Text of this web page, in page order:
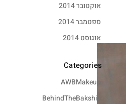
אוקטובר 2014
ספטמבר 2014
אוגוסט 2014
Categories
AWBMakeup
BehindTheBakshis